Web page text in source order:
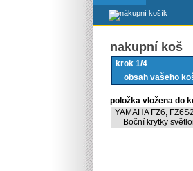
nakupní koš
krok 1/4
obsah vašeho
položka vložena do
YAMAHA FZ6,
Boční krytky